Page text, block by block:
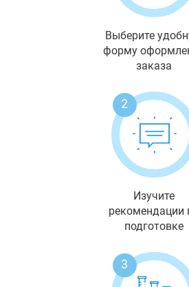
Выберите
форму
заказа
2
Изучите
рекомендации
подготовке
3